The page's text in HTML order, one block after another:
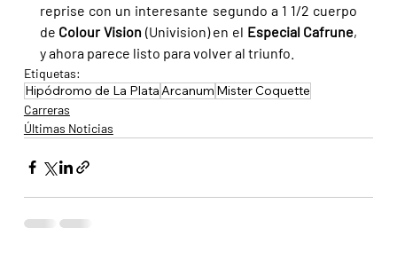
reprise con un interesante segundo a 1 1/2 cuerpo
de Colour Vision (Univision) en el Especial Cafrune,
y ahora parece listo para volver al triunfo.
Etiquetas:
Hipódromo de La PlataArcanum Mister Coquette
Carreras
Últimas Noticias